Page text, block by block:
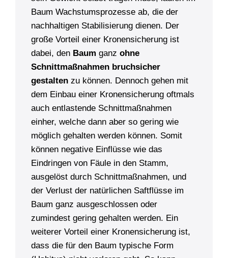
Baum Wachstumsprozesse ab, die der
nachhaltigen Stabilisierung dienen. Der
große Vorteil einer Kronensicherung ist
dabei, den Baum ganzohne
Schnittmaßnahmen bruchsicher
gestalten zu können. Dennoch gehen mit
dem Einbau einer Kronensicherung oftmals
auch entlastende Schnittmaßnahmen
einher, welche dann aber so gering wie
möglich gehalten werden können. Somit
können negative Einflüsse wie das
Eindringen von Fäule in den Stamm,
ausgelöst durch Schnittmaßnahmen, und
der Verlust der natürlichen Saftflüsse im
Baum ganz ausgeschlossen oder
zumindest gering gehalten werden. Ein
weiterer Vorteil einer Kronensicherung ist,
dass die für den Baum typische Form